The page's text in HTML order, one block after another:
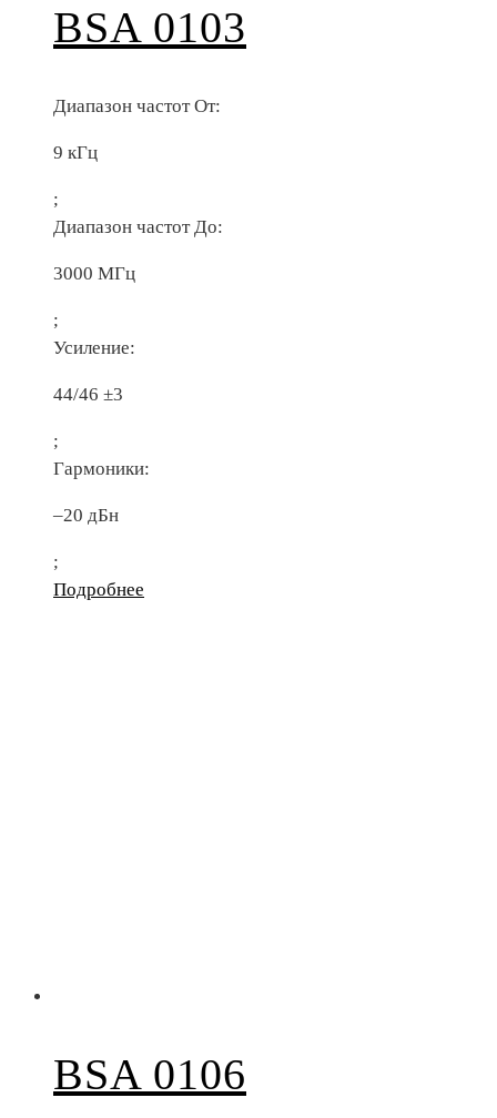
BSA 0103
Диапазон частот От:
9 кГц
;
Диапазон частот До:
3000 МГц
;
Усиление:
44/46 ±3
;
Гармоники:
–20 дБн
;
Подробнее
BSA 0106